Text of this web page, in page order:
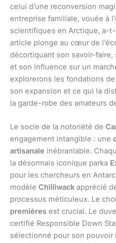
celui d’une reconversion
entreprise familiale, vouée à
scientifiques en Arctique, a-
article plonge au cœur de
décortiquant son savoir-
et son influence sur un
explorerons les fondations
son expansion et ce qui la
la garde-robe des amateurs
Le socle de la notoriété de
engagement intangible : une
artisanale inébranlable.
la désormais iconique parka
pour les chercheurs en
modèle Chilliwack apprécié
processus méticuleux. Le
premières est crucial. Le
certifié Responsible Down
sélectionné pour son